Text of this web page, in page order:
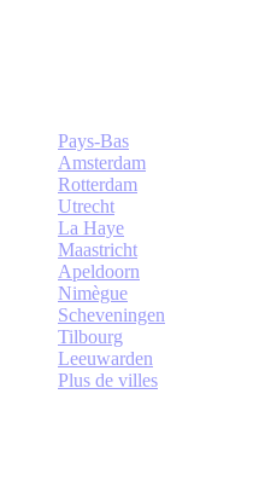
Pays-Bas
Amsterdam
Rotterdam
Utrecht
La Haye
Maastricht
Apeldoorn
Nimègue
Scheveningen
Tilbourg
Leeuwarden
Plus de villes